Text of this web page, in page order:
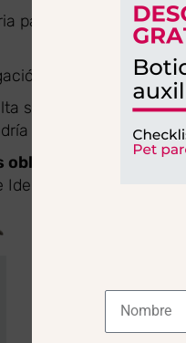
para todos los perros
pueden llegar
se aplica por cada
ser aún mayor.
obligatorio que los
Identificación de